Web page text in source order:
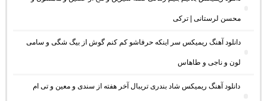
محسن لرستانی | ترکی
دانلود آهنگ ریمیکس سر اینکه حرفاشو کم کنم گوش از بیگ شگی و سامی
لون و ناجی و طاهاس
دانلود آهنگ ریمیکس شاد بندری تریبال آخر هفته از سندی و معین و تی ام